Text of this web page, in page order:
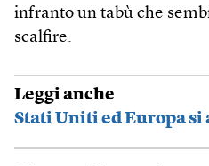
infranto un tabù che
scalfire.
Leggi anche
Stati Uniti ed Europa